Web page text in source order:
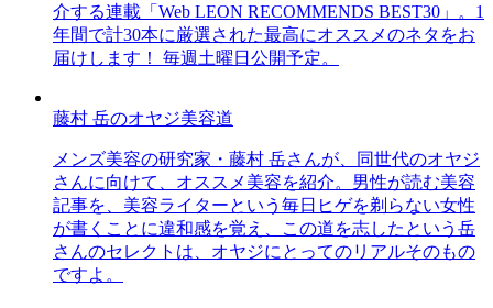
介する連載「Web LEON RECOMMENDS BEST30」。1
年間で計30本に厳選された最高にオススメのネタをお
届けします！ 毎週土曜日公開予定。
藤村 岳のオヤジ美容道
メンズ美容の研究家・藤村 岳さんが、同世代のオヤジ
さんに向けて、オススメ美容を紹介。男性が読む美容
記事を、美容ライターという毎日ヒゲを剃らない女性
が書くことに違和感を覚え、この道を志したという岳
さんのセレクトは、オヤジにとってのリアルそのもの
ですよ。